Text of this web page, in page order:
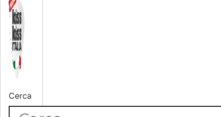
Cerca